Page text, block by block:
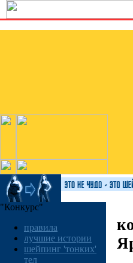
"Конкурс"
правила
лучшие истории
шейпинг 'тонких'
тел